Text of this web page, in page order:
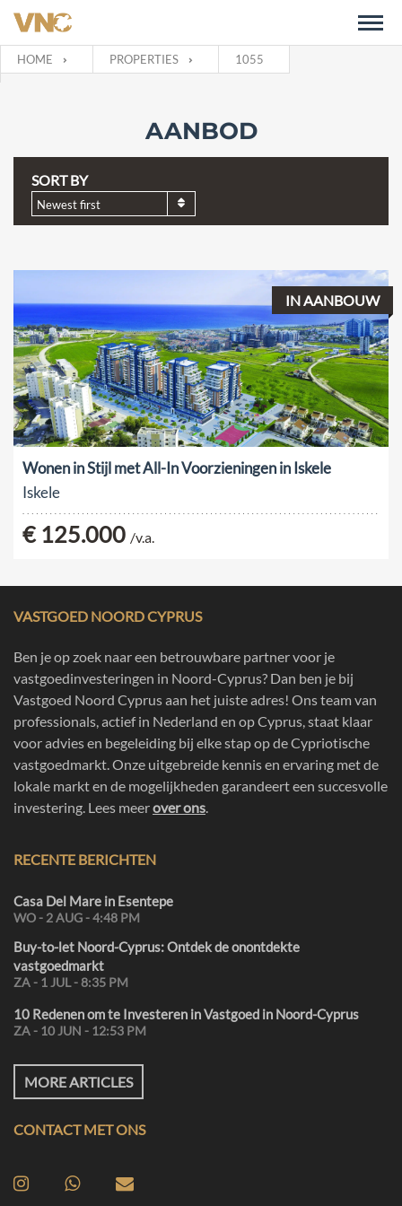
HOME PROPERTIES 1055
AANBOD
SORT BY
Newest first
IN AANBOUW
Wonen in Stijl met All-In Voorzieningen in Iskele
Iskele
€ 125.000 /v.a.
VASTGOED NOORD CYPRUS
Ben je op zoek naar een betrouwbare partner voor je
vastgoedinvesteringen in Noord-Cyprus? Dan ben je bij
Vastgoed Noord Cyprus aan het juiste adres! Ons team van
professionals, actief in Nederland en op Cyprus, staat klaar
voor advies en begeleiding bij elke stap op de Cypriotische
vastgoedmarkt. Onze uitgebreide kennis en ervaring met de
lokale markt en de mogelijkheden garandeert een succesvolle
investering. Lees meerover ons.
RECENTE BERICHTEN
Casa Del Mare in Esentepe
WO - 2 AUG - 4:48 PM
Buy-to-let Noord-Cyprus: Ontdek de onontdekte
vastgoedmarkt
ZA - 1 JUL - 8:35 PM
10 Redenen om te Investeren in Vastgoed in Noord-Cyprus
ZA - 10 JUN - 12:53 PM
MORE ARTICLES
CONTACT MET ONS